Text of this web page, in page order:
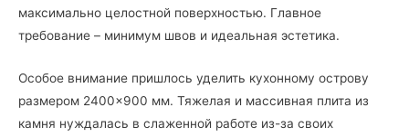
максимально целостной поверхностью. Главное
требование – минимум швов и идеальная эстетика.
Особое внимание пришлось уделить кухонному острову
размером 2400×900 мм. Тяжелая и массивная плита из
камня нуждалась в слаженной работе из-за своих